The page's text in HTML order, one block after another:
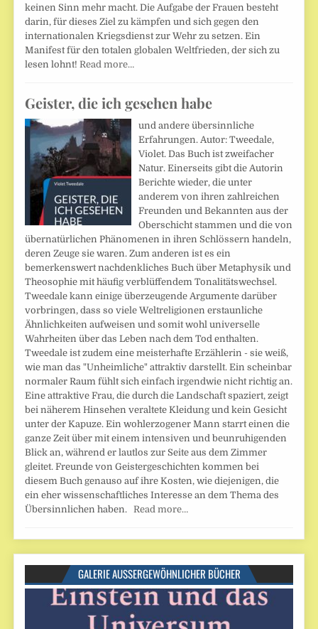
keinen Sinn mehr macht. Die Aufgabe der Frauen besteht
darin, für dieses Ziel zu kämpfen und sich gegen den
internationalen Kriegsdienst zur Wehr zu setzen. Ein
Manifest für den totalen globalen Weltfrieden, der sich zu
lesen lohnt!Read more…
Geister, die ich gesehen habe
und andere übersinnliche
Erfahrungen. Autor: Tweedale,
Violet. Das Buch ist zweifacher
Natur. Einerseits gibt die Autorin
Berichte wieder, die unter
anderem von ihren zahlreichen
Freunden und Bekannten aus der
Oberschicht stammen und die von
übernatürlichen Phänomenen in ihren Schlössern handeln,
deren Zeuge sie waren. Zum anderen ist es ein
bemerkenswert nachdenkliches Buch über Metaphysik und
Theosophie mit häufig verblüffendem Tonalitätswechsel.
Tweedale kann einige überzeugende Argumente darüber
vorbringen, dass so viele Weltreligionen erstaunliche
Ähnlichkeiten aufweisen und somit wohl universelle
Wahrheiten über das Leben nach dem Tod enthalten.
Tweedale ist zudem eine meisterhafte Erzählerin - sie weiß,
wie man das "Unheimliche" attraktiv darstellt. Ein scheinbar
normaler Raum fühlt sich einfach irgendwie nicht richtig an.
Eine attraktive Frau, die durch die Landschaft spaziert, zeigt
bei näherem Hinsehen veraltete Kleidung und kein Gesicht
unter der Kapuze. Ein wohlerzogener Mann starrt einen die
ganze Zeit über mit einem intensiven und beunruhigenden
Blick an, während er lautlos zur Seite aus dem Zimmer
gleitet. Freunde von Geistergeschichten kommen bei
diesem Buch genauso auf ihre Kosten, wie diejenigen, die
ein eher wissenschaftliches Interesse an dem Thema des
Übersinnlichen haben.Read more…
GALERIE AUSSERGEWÖHNLICHER BÜCHER